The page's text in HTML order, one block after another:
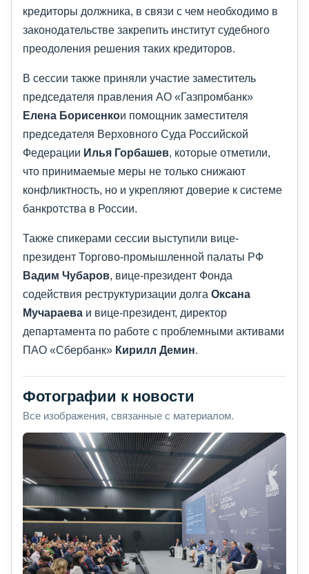
кредиторы должника, в связи с чем необходимо в
законодательстве закрепить институт судебного
преодоления решения таких кредиторов.
В сессии также приняли участие заместитель
председателя правления АО «Газпромбанк»
Елена Борисенкои помощник заместителя
председателя Верховного Суда Российской
Федерации Илья Горбашев, которые отметили,
что принимаемые меры не только снижают
конфликтность, но и укрепляют доверие к системе
банкротства в России.
Также спикерами сессии выступили вице-
президент Торгово-промышленной палаты РФ
Вадим Чубаров, вице-президент Фонда
содействия реструктуризации долга Оксана
Мучараева и вице-президент, директор
департамента по работе с проблемными активами
ПАО «Сбербанк» Кирилл Демин.
Фотографии к новости
Все изображения, связанные с материалом.